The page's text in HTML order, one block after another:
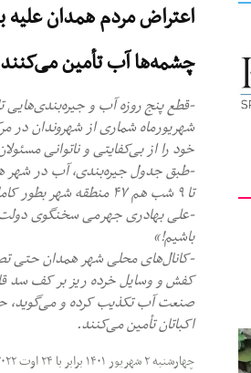
کیهان
لندن
اعتراض مردم همدان
چشمه‌ها آب تأمین
شهریورماه شماری از شهروندان در
خود را از بی‌کفایتی و ناتوانی
تا ۹ شب هم ۴۷ منطقه شهر بطور کامل آب نخواهد داشت. این مناطق در مجموع ۱۰۴ منطقه از همدان را در برمی‌گیرد.
-علی بهادری جهرمی سخنگوی
باشیم!»
-کانال‌های محلی شهر همدان حتی
کفش و وسایل خرده ریز بر کف سد
صنعت آب تکذیب کرده و می‌گوید،
اکباتان تأمین می‌کنند.
چهارشنبه ۲ شهریور ۱۴۰۱ برابر با ۲۴ اوت ۲۰۲۲